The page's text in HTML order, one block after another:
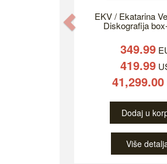
EKV / Ekatarina
Diskografija
349.99
419.99
41,299.00
Dodaj u
Više
Previous